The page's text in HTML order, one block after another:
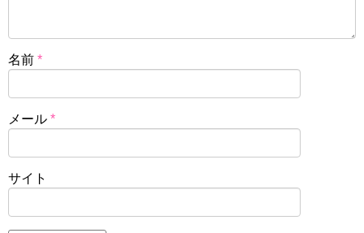
名前 *
メール *
サイト